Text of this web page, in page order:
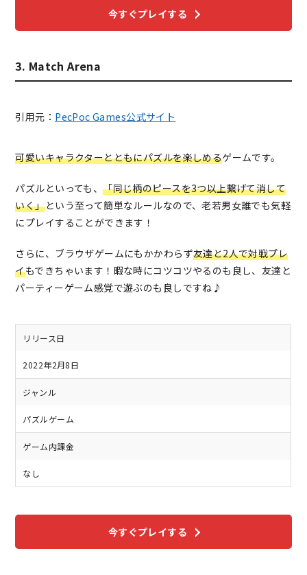
今すぐプレイする
3. Match Arena
引用元： PecPoc Games公式サイト
可愛いキャラクターとともにパズルを楽しめるゲームです。
パズルといっても、「同じ柄のピースを3つ以上繋げて消して
いく」という至って簡単なルールなので、老若男女誰でも気軽
にプレイすることができます！
さらに、ブラウザゲームにもかかわらず友達と2人で対戦プレ
イもできちゃいます！暇な時にコツコツやるのも良し、友達と
パーティーゲーム感覚で遊ぶのも良しですね♪
リリース日
2022年2月8日
ジャンル
パズルゲーム
ゲーム内課金
なし
今すぐプレイする